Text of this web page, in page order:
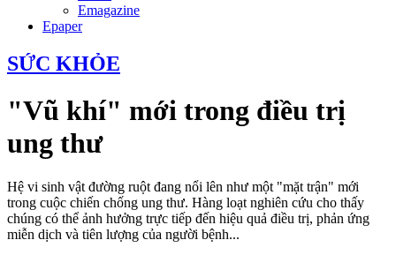
Emagazine
Epaper
SỨC KHỎE
"Vũ khí" mới trong điều trị
ung thư
Hệ vi sinh vật đường ruột đang nổi lên như một "mặt trận" mới
trong cuộc chiến chống ung thư. Hàng loạt nghiên cứu cho thấy
chúng có thể ảnh hưởng trực tiếp đến hiệu quả điều trị, phản ứng
miễn dịch và tiên lượng của người bệnh...